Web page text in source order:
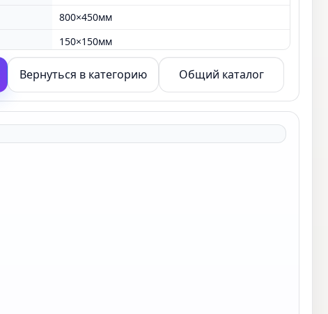
800×450мм
150×150мм
1-3мм
3-7
Вернуться в категорию Общий каталог